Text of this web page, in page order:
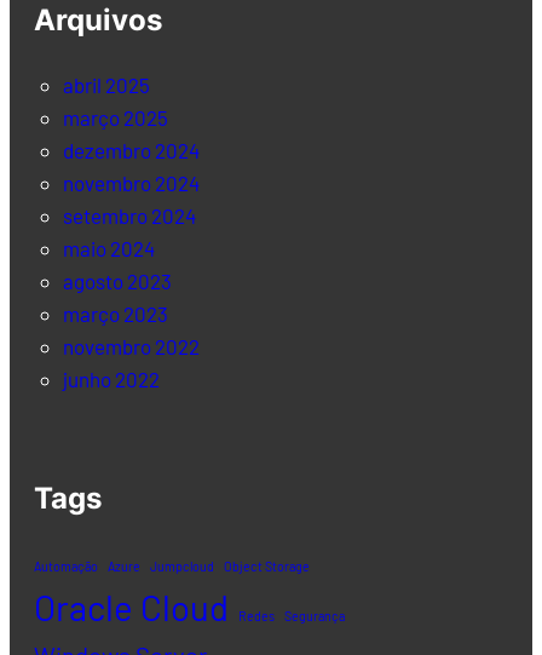
Arquivos
abril 2025
março 2025
dezembro 2024
novembro 2024
setembro 2024
maio 2024
agosto 2023
março 2023
novembro 2022
junho 2022
Tags
Automação Azure Jumpcloud Object Storage
Oracle Cloud Redes Segurança